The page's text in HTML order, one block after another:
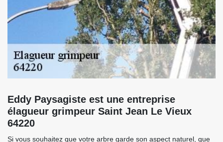
Eddy Paysagiste est une entreprise
élagueur grimpeur Saint Jean Le Vieux
64220
Si vous souhaitez que votre arbre garde son aspect naturel, que